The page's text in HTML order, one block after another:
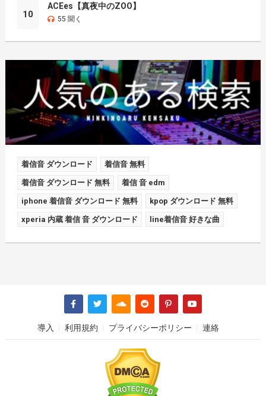
10
ACEes【真夜中のZOO】
55 聞く
着信音 ダウンロード 着信音 無料
着信音 ダウンロード 無料 着信 音 edm
iphone 着信音 ダウンロード 無料 kpop ダウンロード 無料
xperia 内蔵 着信 音 ダウンロード line着信音 好きな曲
導入 利用規約 プライバシーポリシー 連絡